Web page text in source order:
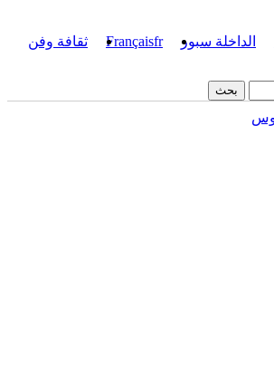
الداخلة سبور Françaisfr ثقافة وفن